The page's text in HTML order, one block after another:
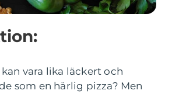
vara lika läckert och
som en härlig pizza? Men